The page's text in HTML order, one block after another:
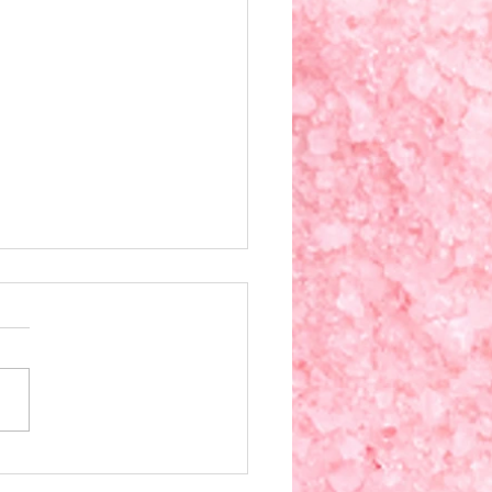
チラッと見た限りですが、
がどうなってもいいの